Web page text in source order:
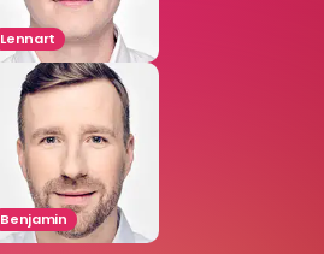
Lennart
Benjamin